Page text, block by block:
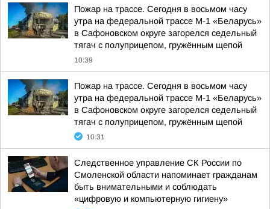
Пожар на трассе. Сегодня в восьмом часу
утра на федеральной трассе М-1 «Беларусь»
в Сафоновском округе загорелся седельный
тягач с полуприцепом, гружённым щепой
10:39
Пожар на трассе. Сегодня в восьмом часу
утра на федеральной трассе М-1 «Беларусь»
в Сафоновском округе загорелся седельный
тягач с полуприцепом, гружённым щепой
10:31
Следственное управление СК России по
Смоленской области напоминает гражданам
быть внимательными и соблюдать
«цифровую и компьютерную гигиену»